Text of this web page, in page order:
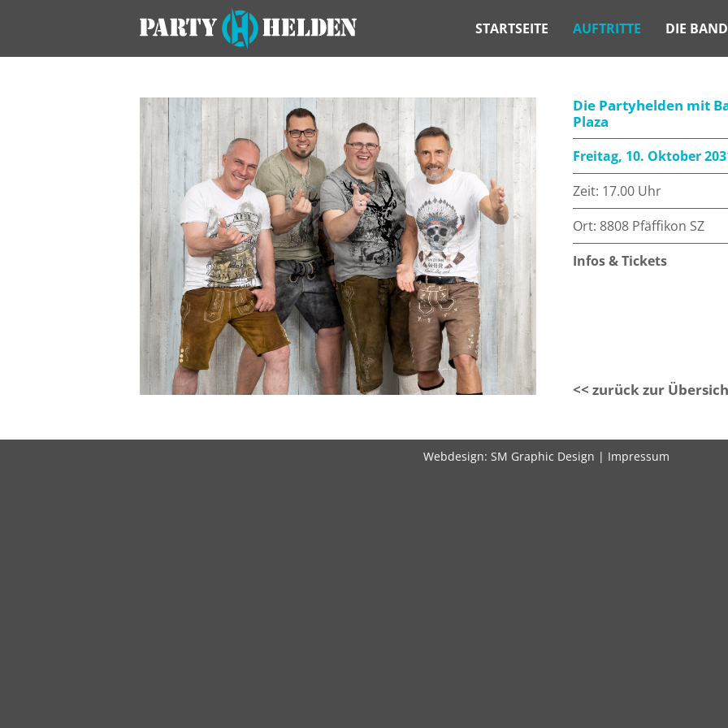
STARTSEITE AUFTRITTE DIE BAND
Die Partyhelden mit
Plaza
Freitag, 10. Oktober
Zeit: 17.00 Uhr
Ort: 8808 Pfäffikon SZ
Infos & Tickets
<< zurück zur
Webdesign: SM Graphic Design | Impressum